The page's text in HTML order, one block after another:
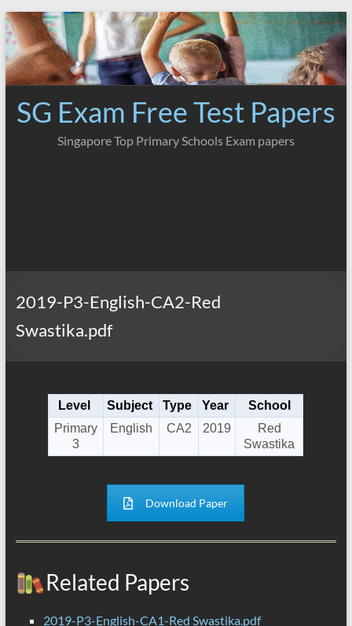
Skip
to
content
SG Exam Free Test Papers
Singapore Top Primary Schools Exam papers
2019-P3-English-CA2-Red
Swastika.pdf
Level Subject Type Year
School
Primary
3
English CA2 2019
Red
Swastika
Download Paper
Related Papers
2019-P3-English-CA1-Red Swastika.pdf